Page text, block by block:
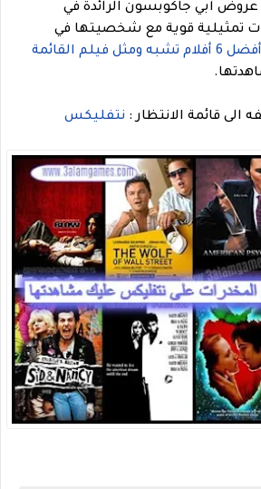
آبي جاكوبسون الرائدة في
تمثيلية قوية مع شخصيتها في
أفضل 6 أفلام تشبه ومثل فيلم القائمة
الى قائمة الانتظار : نتفليكس